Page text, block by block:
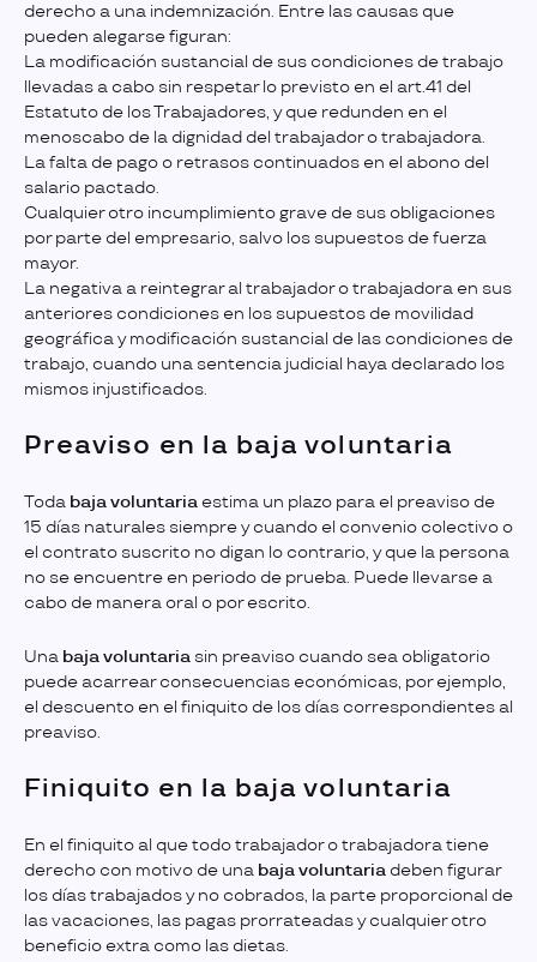
derecho a una indemnización. Entre las causas que
pueden alegarse figuran:
La modificación sustancial de sus condiciones de trabajo
llevadas a cabo sin respetar lo previsto en el art.41 del
Estatuto de los Trabajadores, y que redunden en el
menoscabo de la dignidad del trabajador o trabajadora.
La falta de pago o retrasos continuados en el abono del
salario pactado.
Cualquier otro incumplimiento grave de sus obligaciones
por parte del empresario, salvo los supuestos de fuerza
mayor.
La negativa a reintegrar al trabajador o trabajadora en sus
anteriores condiciones en los supuestos de movilidad
geográfica y modificación sustancial de las condiciones de
trabajo, cuando una sentencia judicial haya declarado los
mismos injustificados.
Preaviso en la baja voluntaria
Toda baja voluntaria estima un plazo para el preaviso de
15 días naturales siempre y cuando el convenio colectivo o
el contrato suscrito no digan lo contrario, y que la persona
no se encuentre en periodo de prueba. Puede llevarse a
cabo de manera oral o por escrito.
Una baja voluntaria sin preaviso cuando sea obligatorio
puede acarrear consecuencias económicas, por ejemplo,
el descuento en el finiquito de los días correspondientes al
preaviso.
Finiquito en la baja voluntaria
En el finiquito al que todo trabajador o trabajadora tiene
derecho con motivo de una baja voluntaria deben figurar
los días trabajados y no cobrados, la parte proporcional de
las vacaciones, las pagas prorrateadas y cualquier otro
beneficio extra como las dietas.